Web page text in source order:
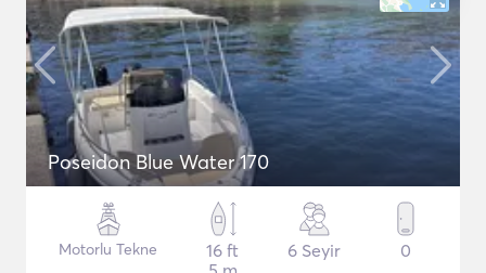
Poseidon Blue Water 170
Motorlu Tekne
16 ft
6 Seyir 0